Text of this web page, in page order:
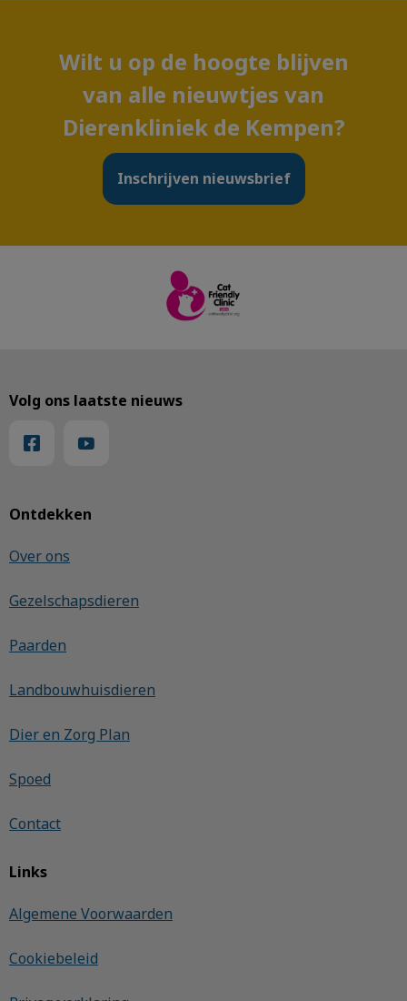
Wilt u op de hoogte blijven
van alle nieuwtjes van
Dierenkliniek de Kempen?
Inschrijven nieuwsbrief
Ontdekken
Over ons
Gezelschapsdieren
Paarden
Landbouwhuisdieren
Dier en Zorg Plan
Spoed
Contact
Links
Algemene Voorwaarden
Cookiebeleid
Volg ons laatste nieuws